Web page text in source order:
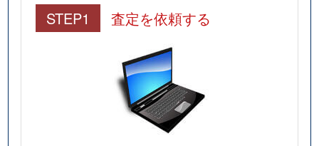
STEP1 査定を依頼する